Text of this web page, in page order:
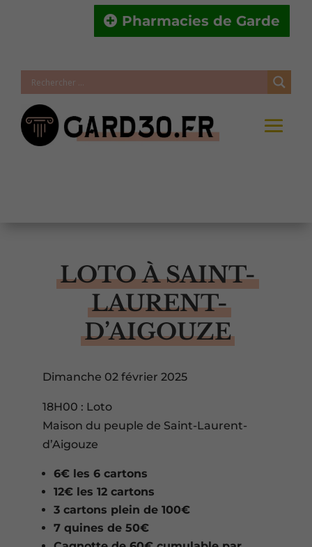
Pharmacies de Garde
LOTO À SAINT-
LAURENT-
D’AIGOUZE
Dimanche 02 février 2025
18H00 : Loto
Maison du peuple de Saint-Laurent-
d’Aigouze
6€ les 6 cartons
12€ les 12 cartons
3 cartons plein de 100€
7 quines de 50€